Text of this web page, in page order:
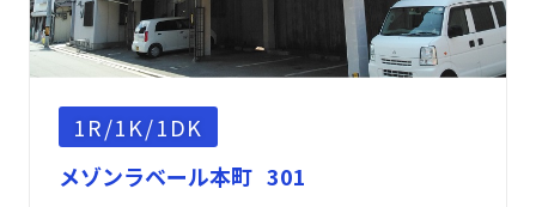
1R/1K/1DK
メゾンラベール本町 301